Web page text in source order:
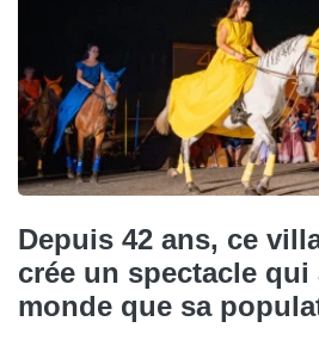
Depuis 42 ans, ce
crée un spectacle
monde que sa